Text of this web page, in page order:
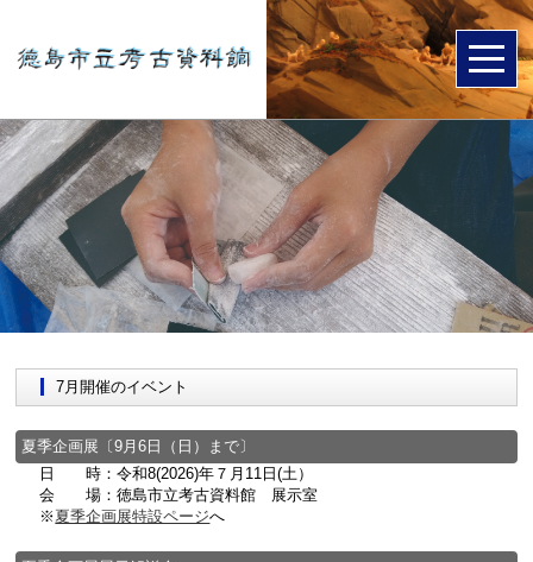
7月開催のイベント
夏季企画展〔9月6日（日）まで〕
日 時：令和8(2026)年７月11日(土）
会 場：徳島市立考古資料館 展示室
※ 夏季企画展特設ページへ